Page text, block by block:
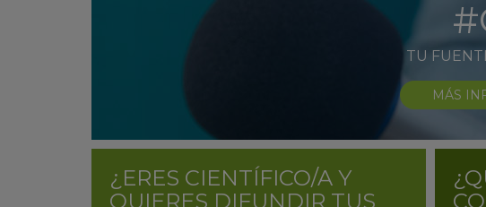
TU
MÁS
¿ERES CIENTÍFICO/A Y
QUIERES DIFUNDIR TUS